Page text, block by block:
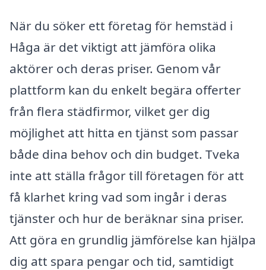
När du söker ett företag för hemstäd i
Håga är det viktigt att jämföra olika
aktörer och deras priser. Genom vår
plattform kan du enkelt begära offerter
från flera städfirmor, vilket ger dig
möjlighet att hitta en tjänst som passar
både dina behov och din budget. Tveka
inte att ställa frågor till företagen för att
få klarhet kring vad som ingår i deras
tjänster och hur de beräknar sina priser.
Att göra en grundlig jämförelse kan hjälpa
dig att spara pengar och tid, samtidigt